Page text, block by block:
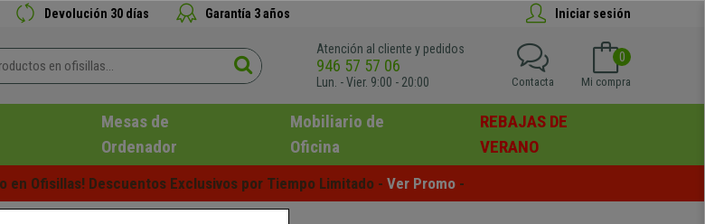
Devolución 30 días Garantía 3 años Iniciar sesión
Atención al cliente y pedidos
946 57 57 06
Lun. - Vier. 9:00 - 20:00
0
Mi compra
Contacta
Mesas de
Ordenador
Mobiliario de
Oficina
REBAJAS DE
VERANO
en Ofisillas! Descuentos Exclusivos por Tiempo Limitado - Ver Promo -